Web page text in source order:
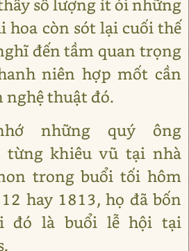
số lượng ít ỏi những
hoa còn sót lại cuối thế
đến tầm quan trọng
niên hợp mốt cần
thuật đó.
những quý ông
từng khiêu vũ tại nhà
trong buổi tối hôm
hay 1813, họ đã bốn
đó là buổi lễ hội tại